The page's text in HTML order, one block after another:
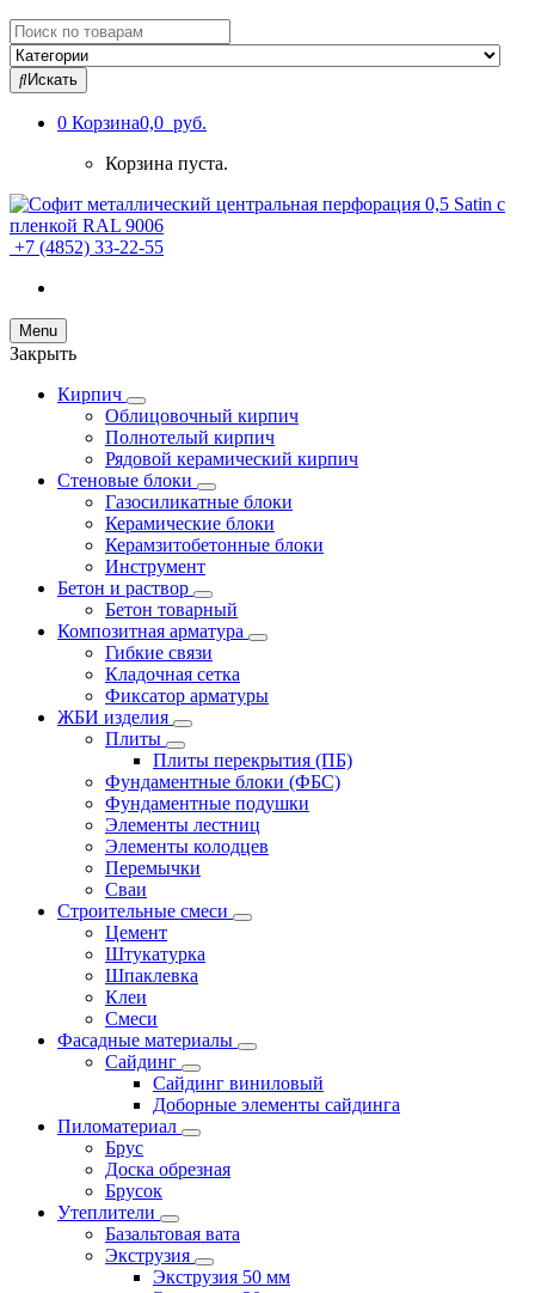
Search
for:
Искать
0 Корзина0,0 руб.
Корзина пуста.
+7 (4852) 33-22-55
Menu
Закрыть
Кирпич
Облицовочный кирпич
Полнотелый кирпич
Рядовой керамический кирпич
Стеновые блоки
Газосиликатные блоки
Керамические блоки
Керамзитобетонные блоки
Инструмент
Бетон и раствор
Бетон товарный
Композитная арматура
Гибкие связи
Кладочная сетка
Фиксатор арматуры
ЖБИ изделия
Плиты
Плиты перекрытия (ПБ)
Фундаментные блоки (ФБС)
Фундаментные подушки
Элементы лестниц
Элементы колодцев
Перемычки
Сваи
Строительные смеси
Цемент
Штукатурка
Шпаклевка
Клеи
Смеси
Фасадные материалы
Сайдинг
Сайдинг виниловый
Доборные элементы сайдинга
Пиломатериал
Брус
Доска обрезная
Брусок
Утеплители
Базальтовая вата
Экструзия
Экструзия 50 мм